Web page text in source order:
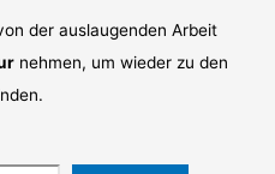
der auslaugenden Arbeit
nehmen, um wieder zu den